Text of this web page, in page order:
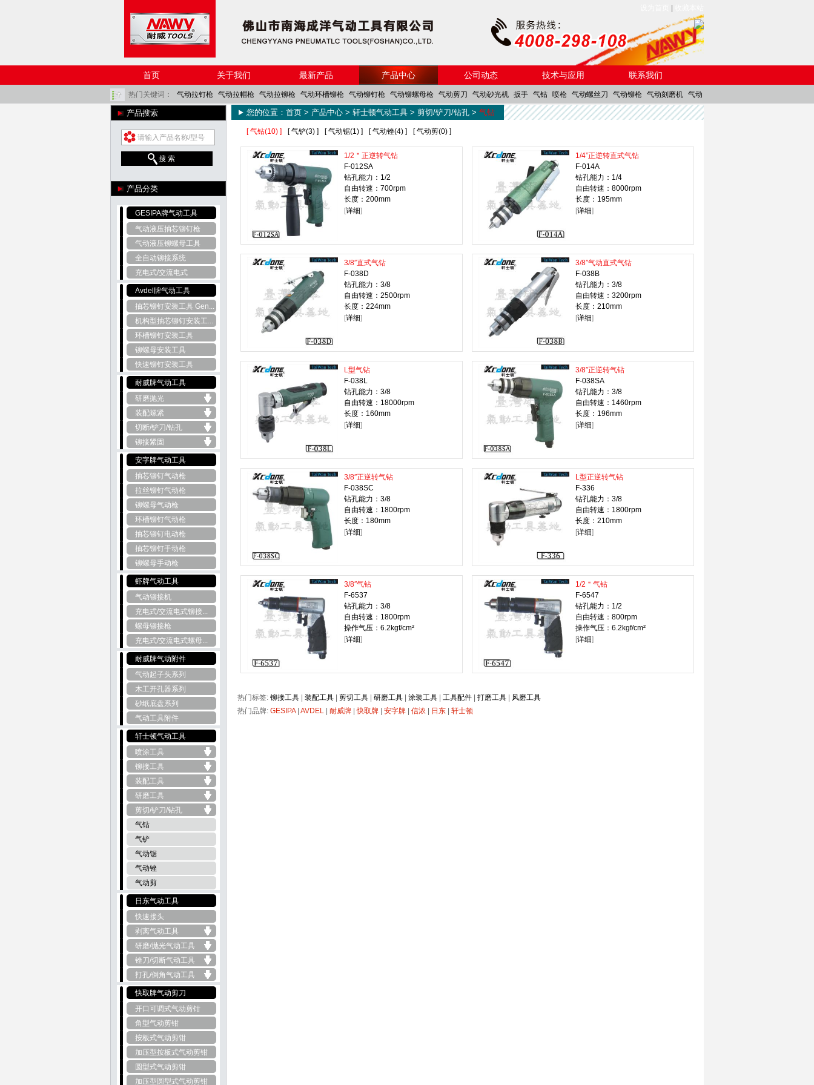
首页 关于我们 最新产品 产品中心 公司动态 技术与应用 联系我们
热门关键词： 气动拉钉枪 气动拉帽枪 气动拉铆枪 气动环槽铆枪 气动铆钉枪 气动铆螺母枪 气动剪刀 气动砂光机 扳手 气钻 喷枪 气动螺丝刀 气动铆枪 气动刻磨机 气动
角磨机 气铲 气动棘轮扳手 气动防蚊网剪刀
产品搜索
搜 索
产品分类
GESIPA牌气动工具
气动液压抽芯铆钉枪
气动液压铆螺母工具
全自动铆接系统
充电式/交流电式
Avdel牌气动工具
抽芯铆钉安装工具 Gen...
机构型抽芯铆钉安装工...
环槽铆钉安装工具
铆螺母安装工具
快速铆钉安装工具
耐威牌气动工具
研磨抛光
装配螺紧
切断/铲刀/钻孔
铆接紧固
安字牌气动工具
抽芯铆钉气动枪
拉丝铆钉气动枪
铆螺母气动枪
环槽铆钉气动枪
抽芯铆钉电动枪
抽芯铆钉手动枪
铆螺母手动枪
虾牌气动工具
气动铆接机
充电式/交流电式铆接...
螺母铆接枪
充电式/交流电式螺母...
耐威牌气动附件
气动起子头系列
木工开孔器系列
砂纸底盘系列
气动工具附件
轩士顿气动工具
喷涂工具
铆接工具
装配工具
研磨工具
剪切/铲刀/钻孔
气钻
气铲
气动锯
气动锉
气动剪
日东气动工具
快速接头
剥离气动工具
研磨/抛光气动工具
锉刀/切断气动工具
打孔/倒角气动工具
快取牌气动剪刀
开口可调式气动剪钳
角型气动剪钳
按板式气动剪钳
加压型按板式气动剪钳
圆型式气动剪钳
加压型圆型式气动剪钳
您的位置： 首页 > 产品中心 > 轩士顿气动工具 > 剪切/铲刀/钻孔 > 气钻
[ 气钻(10) ] [ 气铲(3) ] [ 气动锯(1) ] [ 气动锉(4) ] [ 气动剪(0) ]
1/2＂正逆转气钻
F-012SA
钻孔能力：1/2
自由转速：700rpm
长度：200mm
[详细]
1/4”正逆转直式气钻
F-014A
钻孔能力：1/4
自由转速：8000rpm
长度：195mm
[详细]
3/8″直式气钻
F-038D
钻孔能力：3/8
自由转速：2500rpm
长度：224mm
[详细]
3/8″气动直式气钻
F-038B
钻孔能力：3/8
自由转速：3200rpm
长度：210mm
[详细]
L型气钻
F-038L
钻孔能力：3/8
自由转速：18000rpm
长度：160mm
[详细]
3/8″正逆转气钻
F-038SA
钻孔能力：3/8
自由转速：1460rpm
长度：196mm
[详细]
3/8″正逆转气钻
F-038SC
钻孔能力：3/8
自由转速：1800rpm
长度：180mm
[详细]
L型正逆转气钻
F-336
钻孔能力：3/8
自由转速：1800rpm
长度：210mm
[详细]
3/8″气钻
F-6537
钻孔能力：3/8
自由转速：1800rpm
操作气压：6.2kgf/cm²
[详细]
1/2＂气钻
F-6547
钻孔能力：1/2
自由转速：800rpm
操作气压：6.2kgf/cm²
[详细]
热门标签: 铆接工具 装配工具 剪切工具 研磨工具 涂装工具 工具配件 打磨工具
风磨工具
热门品牌: GESIPA| AVDEL 耐威牌 |快取牌 安字牌 信浓 日东 轩士顿